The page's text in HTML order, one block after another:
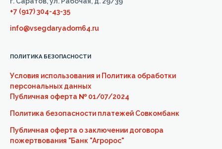
+7 (917) 304-43-35
info@vsegdaryadom64.ru
ПОЛИТИКА БЕЗОПАСНОСТИ
Условия использования и Политика обработки
персональных данных
Публичная оферта № 01/07/2024
Политика безопасности платежей Совкомбанк
Публичная оферта о заключении договора
пожертвования "Банк "Агророс"